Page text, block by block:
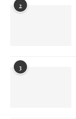
2
3